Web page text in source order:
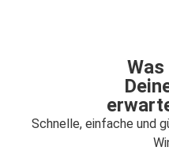
Was
Schnelle, einfache und